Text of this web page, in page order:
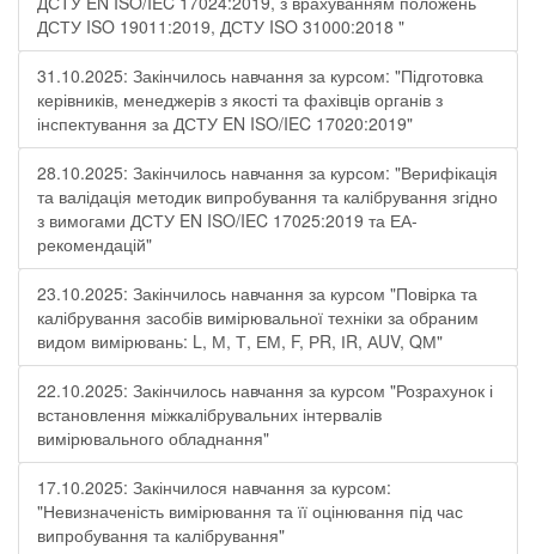
ДСТУ ISO 19011:2019, ДСТУ ISO 31000:2018 "
31.10.2025: Закінчилось навчання за курсом: "Підготовка
керівників, менеджерів з якості та фахівців органів з
інспектування за ДСТУ EN ISO/IEC 17020:2019"
28.10.2025: Закінчилось навчання за курсом: "Верифікація
та валідація методик випробування та калібрування згідно
з вимогами ДСТУ EN ISO/IEC 17025:2019 та ЕА-
рекомендацій"
23.10.2025: Закінчилось навчання за курсом "Повірка та
калібрування засобів вимірювальної техніки за обраним
видом вимірювань: L, М, Т, ЕМ, F, РR, ІR, АUV, QМ"
22.10.2025: Закінчилось навчання за курсом "Розрахунок і
встановлення міжкалібрувальних інтервалів
вимірювального обладнання"
17.10.2025: Закінчилося навчання за курсом:
"Невизначеність вимірювання та її оцінювання під час
випробування та калібрування"